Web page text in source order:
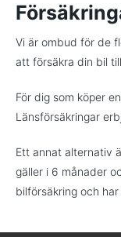
Vi är ombud för de
att försäkra din bil
För dig som köper
Länsförsäkringar
Ett annat alternativ
gäller i 6 månader
bilförsäkring och